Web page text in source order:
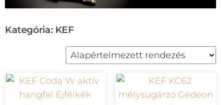
Kategória: KEF